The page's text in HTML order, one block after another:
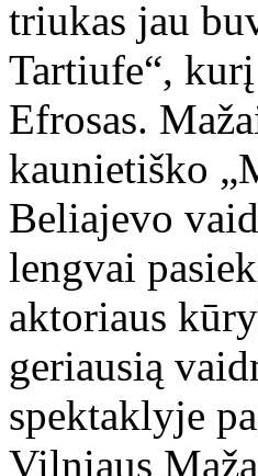
triukas jau
Tartiufe“,
Efrosas.
kaunietiško
Beliajevo
lengvai
aktoriaus
geriausią
spektaklyje
Vilniaus